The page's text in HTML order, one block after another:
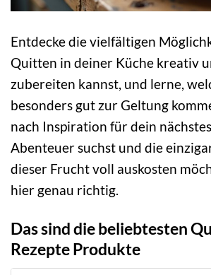
Entdecke die vielfältigen
Quitten in deiner Küche kreativ
zubereiten kannst, und lerne,
besonders gut zur Geltung
nach Inspiration für dein
Abenteuer suchst und die
dieser Frucht voll auskosten
hier genau richtig.
Das sind die beliebtesten
Rezepte Produkte